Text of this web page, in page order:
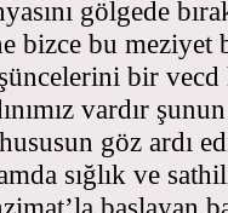
gölgede
bizce bu meziyet
bir vecd
vardır
göz ardı
sığlık ve